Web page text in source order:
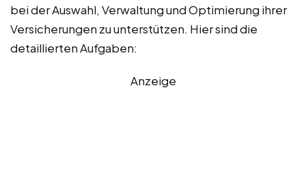
bei der Auswahl, Verwaltung und Optimierung ihrer
Versicherungen zu unterstützen. Hier sind die
detaillierten Aufgaben:
Anzeige